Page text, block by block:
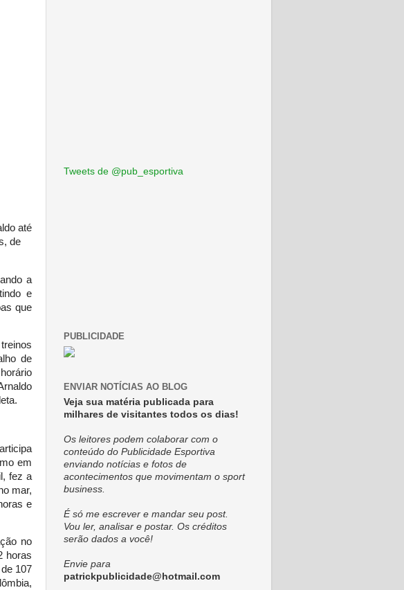
até
de
a
e
que
de
em
fez a
mar,
e
no
horas
107
Tweets de @pub_esportiva
PUBLICIDADE
ENVIAR NOTÍCIAS AO BLOG
Veja sua matéria publicada para
milhares de visitantes todos os dias!
Os leitores podem colaborar com o
conteúdo do Publicidade Esportiva
enviando notícias e fotos de
acontecimentos que movimentam o sport
business.
É só me escrever e mandar seu post.
Vou ler, analisar e postar. Os créditos
serão dados a você!
Envie para
patrickpublicidade@hotmail.com